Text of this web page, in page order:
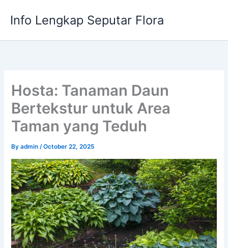
Info Lengkap Seputar Flora
Hosta: Tanaman Daun
Bertekstur untuk Area
Taman yang Teduh
Byadmin/October 22, 2025